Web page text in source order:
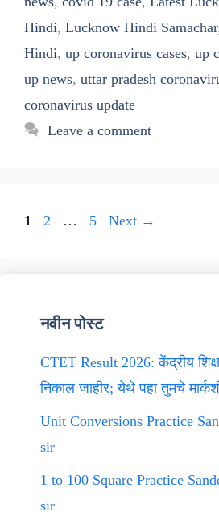
Hindi, Lucknow Hindi Samachar,
Hindi, up coronavirus cases, up
up news, uttar pradesh
coronavirus update
Leave a comment
Page
1 Page
2 … Page
5 Next →
नवीन पोस्ट
CTET Result 2026: केंद्रीय
निकाल जाहीर; येथे पहा तुमचे
Unit Conversions Practice
sir
1 to 100 Square Practice
sir